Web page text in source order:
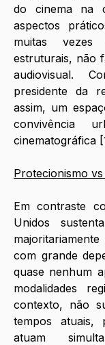
do cinema na
aspectos
muitas
estruturais, não
audiovisual.
presidente da
assim, um
convivência
cinematográfica
Protecionismo
Em contraste
Unidos
com grande
quase nenhum
modalidades
contexto, não
tempos atuais,
atuam